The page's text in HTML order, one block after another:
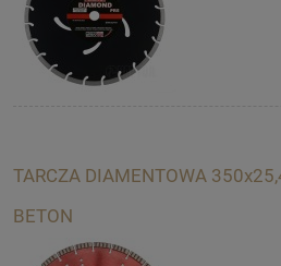
TARCZA DIAMENTOWA
BETON